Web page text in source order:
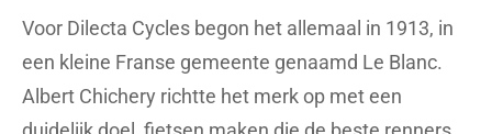
Voor Dilecta Cycles begon het allemaal in 1913, in
een kleine Franse gemeente genaamd Le Blanc.
Albert Chichery richtte het merk op met een